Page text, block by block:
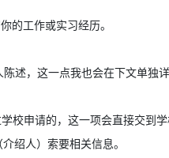
的工作或实习经历。
述，这一点我也会在下文单独详
校申请的，这一项会直接交到
绍人）索要相关信息。